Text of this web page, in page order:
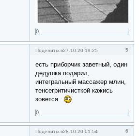
0
Поделиться 5
27.10.20 19:25
есть приборчик заветный, один
дедушка подарил,
интегральный массажер млин,
тенсегритичисткой кажись
зовется..
0
Поделиться 6
28.10.20 01:54